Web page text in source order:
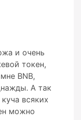
и очень
токен,
BNB,
А так
всяких
можно